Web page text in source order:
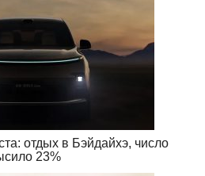
отдых в Бэйдайхэ, число
23%